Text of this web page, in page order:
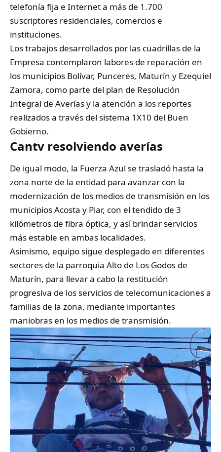
telefonía fija e Internet a más de 1.700
suscriptores residenciales, comercios e
instituciones.
Los trabajos desarrollados por las cuadrillas de la
Empresa contemplaron labores de reparación en
los municipios Bolívar, Punceres, Maturín y Ezequiel
Zamora, como parte del plan de Resolución
Integral de Averías y la atención a los reportes
realizados a través del sistema 1X10 del Buen
Gobierno.
Cantv resolviendo averías
De igual modo, la Fuerza Azul se trasladó hasta la
zona norte de la entidad para avanzar con la
modernización de los medios de transmisión en los
municipios Acosta y Piar, con el tendido de 3
kilómetros de fibra óptica, y así brindar servicios
más estable en ambas localidades.
Asimismo, equipo sigue desplegado en diferentes
sectores de la parroquia Alto de Los Godos de
Maturín, para llevar a cabo la restitución
progresiva de los servicios de telecomunicaciones a
familias de la zona, mediante importantes
maniobras en los medios de transmisión.